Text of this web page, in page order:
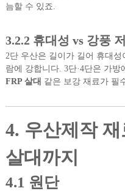
늠할 수 있죠.
3.2.2 휴대성 vs 강풍
2단 우산은 길이가 길어 휴대
람에 강합니다. 3단·4단은 가
FRP 살대 같은 보강 재료가 필
4. 우산제작
살대까지
4.1 원단